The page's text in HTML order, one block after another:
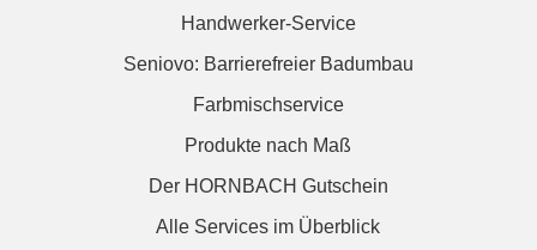
Handwerker-Service
Seniovo: Barrierefreier Badumbau
Farbmischservice
Produkte nach Maß
Der HORNBACH Gutschein
Alle Services im Überblick